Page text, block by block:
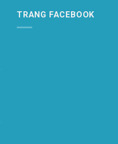
TRANG FACEBOOK